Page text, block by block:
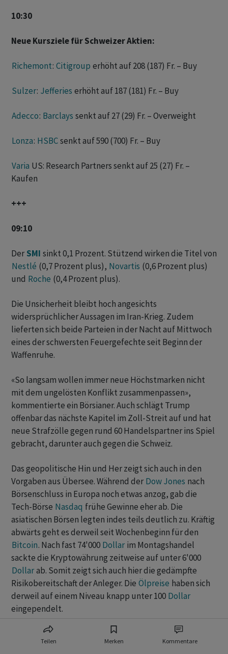
Teilen Merken Kommentare
10:30
Neue Kursziele für Schweizer Aktien:
Richemont: Citigroup erhöht auf 208 (187) Fr. – Buy
Sulzer: Jefferies erhöht auf 187 (181) Fr. – Buy
Adecco: Barclays senkt auf 27 (29) Fr. – Overweight
Lonza: HSBCsenkt auf 590 (700) Fr. – Buy
Varia US: Research Partners senkt auf 25 (27) Fr. –
Kaufen
+++
09:10
Der SMI sinkt 0,1 Prozent. Stützend wirken die Titel von
Nestlé (0,7 Prozent plus), Novartis (0,6 Prozent plus)
und Roche (0,4 Prozent plus).
Die Unsicherheit bleibt hoch angesichts
widersprüchlicher Aussagen im Iran-Krieg. Zudem
lieferten sich beide Parteien in der Nacht auf Mittwoch
eines der schwersten Feuergefechte seit Beginn der
Waffenruhe.
«So langsam wollen immer neue Höchstmarken nicht
mit dem ungelösten Konflikt zusammenpassen»,
kommentierte ein Börsianer. Auch schlägt Trump
offenbar das nächste Kapitel im Zoll-Streit auf und hat
neue Strafzölle gegen rund 60 Handelspartner ins Spiel
gebracht, darunter auch gegen die Schweiz.
Das geopolitische Hin und Her zeigt sich auch in den
Vorgaben aus Übersee. Während der Dow Jones nach
Börsenschluss in Europa noch etwas anzog, gab die
Tech-Börse Nasdaq frühe Gewinne eher ab. Die
asiatischen Börsen legten indes teils deutlich zu. Kräftig
abwärts geht es derweil seit Wochenbeginn für den
Bitcoin. Nach fast 74'000 Dollar im Montagshandel
sackte die Kryptowährung zeitweise auf unter 6'000
Dollarab. Somit zeigt sich auch hier die gedämpfte
Risikobereitschaft der Anleger. Die Ölpreise haben sich
derweil auf einem Niveau knapp unter 100 Dollar
eingependelt.
Weiterhin im Blick bleiben Technologietitel wie
Logitech(-0,4 Prozent), VAT(-0,1 Prozent) oderAMS